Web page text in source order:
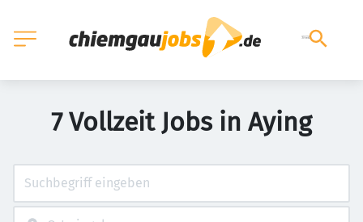
7 Vollzeit Jobs in Aying